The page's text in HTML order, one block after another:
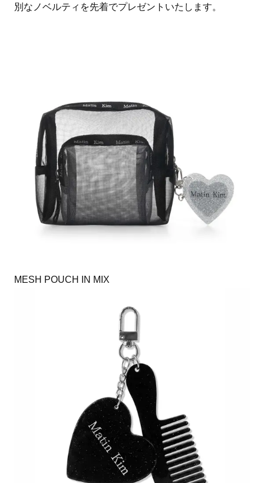
別なノベルティを先着でプレゼントいたします。
MESH POUCH IN MIX